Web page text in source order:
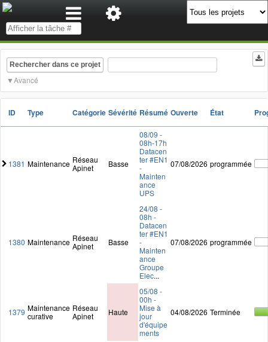
Rechercher dans ce projet
Avancé
ID Type Catégorie Sévérité Résumé Ouverte État
1381 Maintenance Réseau
Apinet
Basse
08/09 -
08h-17h
Datacen
ter #EN1
-
Mainten
ance
UPS
07/08/2026 programmée
1380 Maintenance Réseau
Apinet
Basse
24/08 -
08h -
Datacen
ter #EN1
-
Mainten
ance
Groupe
Elec...
07/08/2026 programmée
1379 Maintenance
curative
Réseau
Apinet
Haute
05/08 -
00h -
Mise à
jour
d'équipe
ments
04/08/2026 Terminée